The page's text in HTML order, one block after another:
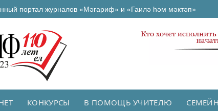
портал журналов «Мәгариф» и «Гаилә һәм мәктәп»
КОНКУРСЫ В ПОМОЩЬ УЧИТЕЛЮ